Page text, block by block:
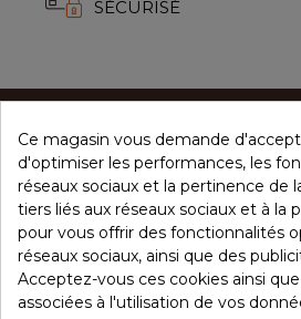
SÉCURISÉ
CONCEPT ÉPICES
NOS PRODUITS
VOTRE COMPTE
Ce magasin vous demande
d'optimiser les performances, les
réseaux sociaux et la pertinence de
tiers liés aux réseaux sociaux et à la
pour vous offrir des fonctionnalités
réseaux sociaux, ainsi que des
Acceptez-vous ces cookies ainsi
associées à l'utilisation de vos